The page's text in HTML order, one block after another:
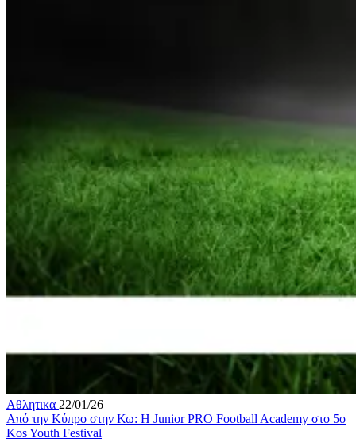
Αθλητικα 22/01/26
Από την Κύπρο στην Κω: Η Junior PRO Football Academy στο 5o
Kos Youth Festival